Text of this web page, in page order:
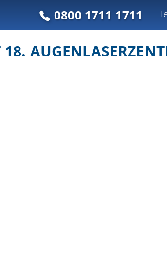
0800 1711 1711
18.